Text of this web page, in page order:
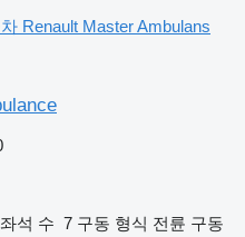
Renault Master Ambulans
좌석 수 7 구동 형식 전륜 구동